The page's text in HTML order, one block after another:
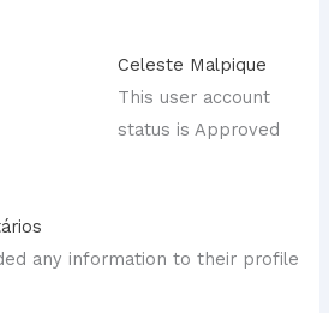
Celeste Malpique
This user account
status is Approved
any information to their profile